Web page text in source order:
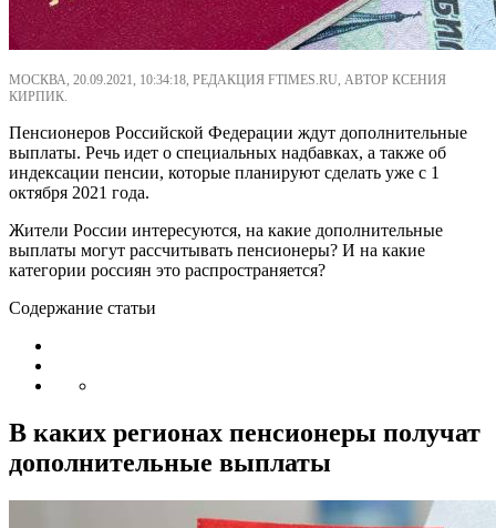
МОСКВА, 20.09.2021, 10:34:18, РЕДАКЦИЯ FTIMES.RU, АВТОР КСЕНИЯ
КИРПИК.
Пенсионеров Российской Федерации ждут дополнительные
выплаты. Речь идет о специальных надбавках, а также об
индексации пенсии, которые планируют сделать уже с 1
октября 2021 года.
Жители России интересуются, на какие дополнительные
выплаты могут рассчитывать пенсионеры? И на какие
категории россиян это распространяется?
Содержание статьи
В каких регионах пенсионеры получат
дополнительные выплаты